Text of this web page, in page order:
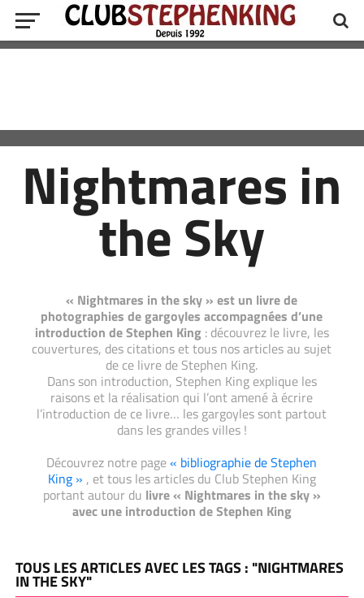
Nightmares in
the Sky
« Nightmares in the sky » est un livre de
photographies de gargoyles accompagnées d’une
introduction de Stephen King: découvrez le livre, les
couvertures, des citations et tous nos articles au sujet
de ce livre de Stephen King.
Dans son introduction, Stephen King explique les
raisons et la réalisation qui l’ont amené à écrire
l’introduction de ce livre… les gargoyles sont partout
dans les grandes villes !
Découvrez notre page« bibliographie de Stephen
King » , et tous les articles du Club Stephen King
portant autour du livre « Nightmares in the sky »
avec une introduction de Stephen King
TOUS LES ARTICLES AVEC LES TAGS : "NIGHTMARES
IN THE SKY"